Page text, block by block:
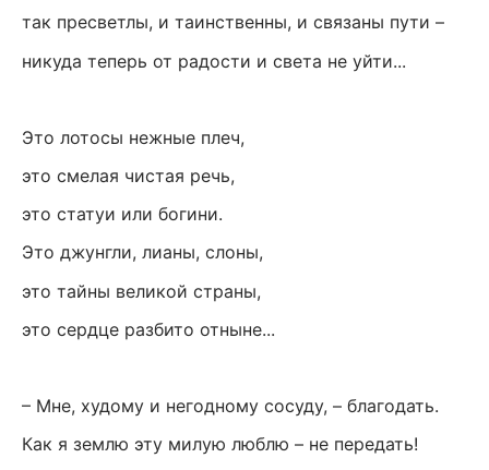
так пресветлы, и таинственны, и связаны пути –
никуда теперь от радости и света не уйти...
Это лотосы нежные плеч,
это смелая чистая речь,
это статуи или богини.
Это джунгли, лианы, слоны,
это тайны великой страны,
это сердце разбито отныне...
– Мне, худому и негодному сосуду, – благодать.
Как я землю эту милую люблю – не передать!